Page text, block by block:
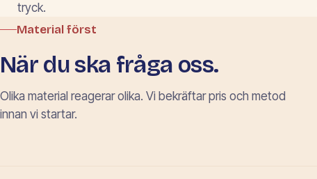
tryck.
Material först
När du ska fråga oss.
Olika material reagerar olika. Vi bekräftar pris och metod
innan vi startar.